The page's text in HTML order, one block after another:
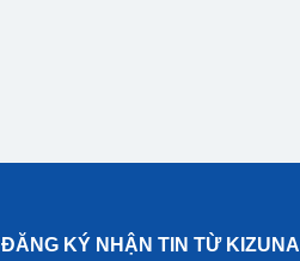
ĐĂNG KÝ NHẬN TIN TỪ KIZUNA